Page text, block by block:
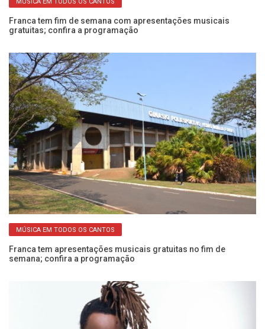
MÚSICA EM TODOS OS CANTOS
Franca tem fim de semana com apresentações musicais
gratuitas; confira a programação
MÚSICA EM TODOS OS CANTOS
Franca tem apresentações musicais gratuitas no fim de
semana; confira a programação